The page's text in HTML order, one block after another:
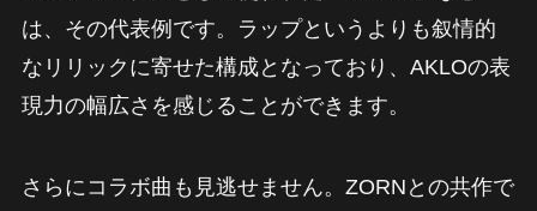
は、その代表例です。ラップというよりも叙情的
なリリックに寄せた構成となっており、AKLOの表
現力の幅広さを感じることができます。
さらにコラボ曲も見逃せません。ZORNとの共作で